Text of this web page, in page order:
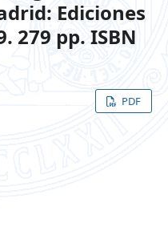
Ediciones
279 pp. ISBN
PDF